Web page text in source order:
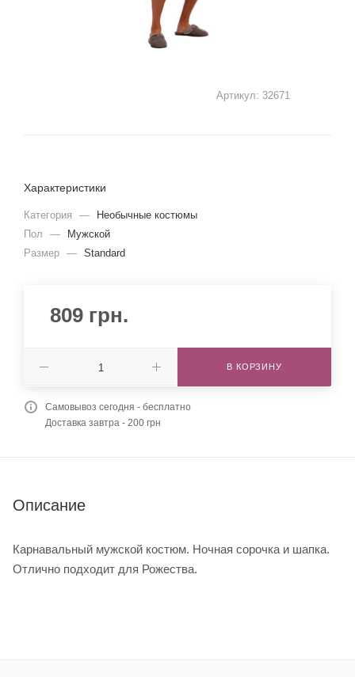
Артикул: 32671
Характеристики
Категория —
Необычные костюмы
Пол
—
Мужской
Размер — Standard
809 грн.
В КОРЗИНУ
Самовывоз сегодня - бесплатно
Доставка завтра - 200 грн
Описание
Карнавальный мужской костюм. Ночная сорочка и шапка.
Отлично подходит для Рожества.